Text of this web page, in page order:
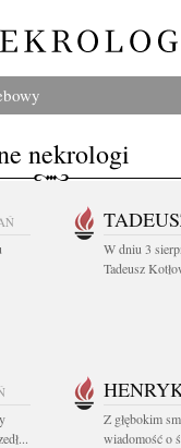
nekrologi
W dniu 3
Tadeusz
Z głębokim
wiadomość o